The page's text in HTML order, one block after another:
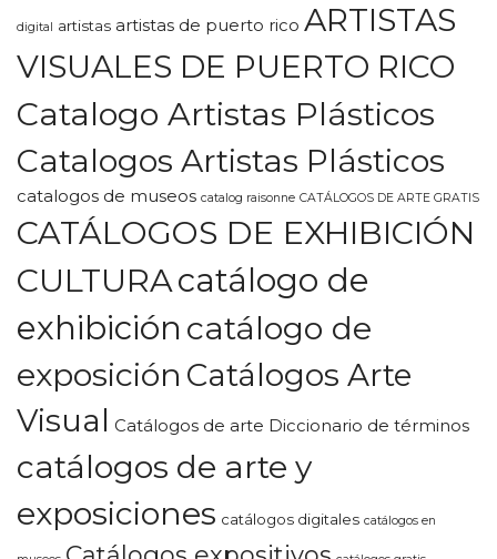
digital artistas artistas de puerto rico ARTISTAS
VISUALES DE PUERTO RICO
Catalogo Artistas Plásticos
Catalogos Artistas Plásticos
catalogos de museos catalog raisonne CATÁLOGOS DE ARTE GRATIS
CATÁLOGOS DE EXHIBICIÓN
CULTURAcatálogo de
exhibición catálogo de
exposición Catálogos Arte
Visual Catálogos de arte Diccionario de términos
catálogos de arte y
exposiciones catálogos digitales catálogos en